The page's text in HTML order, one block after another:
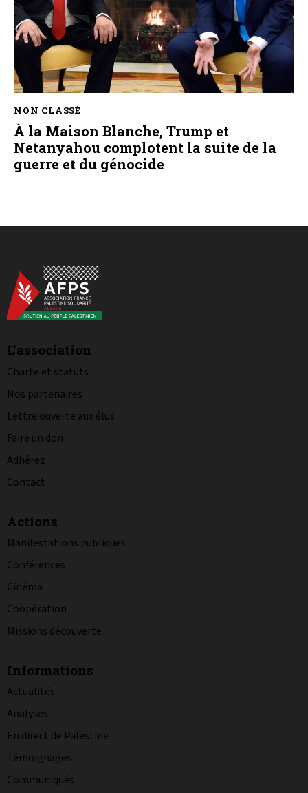
NON CLASSÉ
À la Maison Blanche, Trump et
Netanyahou complotent la suite de la
guerre et du génocide
L’association
Charte et statuts
Nos partenaires
Lettre ouverte aux élus
Faire un don
Adhérez
Contact
Actions
Manifestations publiques
Conférences
Cinéma
Coopération
Missions découverte
Informations
Actualités
Analyses
En direct de Palestine
Témoignages
Communiqués